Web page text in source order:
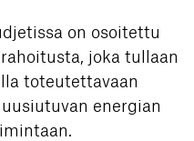
on osoitettu
joka tullaan
toteutettavaan
energian